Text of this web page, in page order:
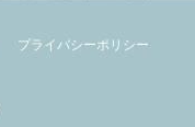
プライバシーポリシー